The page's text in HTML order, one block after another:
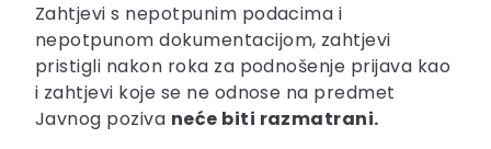
Zahtjevi s nepotpunim podacima i
nepotpunom dokumentacijom, zahtjevi
pristigli nakon roka za podnošenje prijava kao
i zahtjevi koje se ne odnose na predmet
Javnog poziva neće biti razmatrani.